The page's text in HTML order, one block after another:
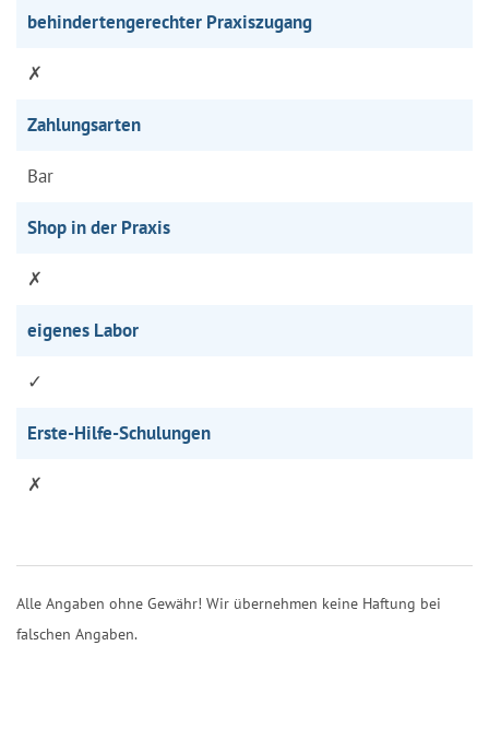
behindertengerechter Praxiszugang
✗
Zahlungsarten
Bar
Shop in der Praxis
✗
eigenes Labor
✓
Erste-Hilfe-Schulungen
✗
Alle Angaben ohne Gewähr! Wir übernehmen keine Haftung bei
falschen Angaben.